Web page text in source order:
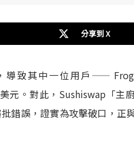
分享到 X
導致其中一位用戶——
元。對此，Sushiswap「主
錯誤，證實為攻擊破口，正